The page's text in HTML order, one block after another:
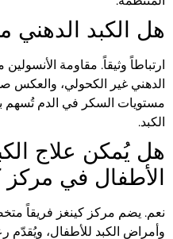
هل الكبد الدهني
ارتباطاً وثيقاً. مقاومة
الدهني غير الكحولي، والعكس
مستويات السكر في الدم
الكبد.
هل يُمكن علاج
الأطفال في مركز
نعم. يضم مركز كينغز فريقاً
وأمراض الكبد للأطفال، ويُقدّم